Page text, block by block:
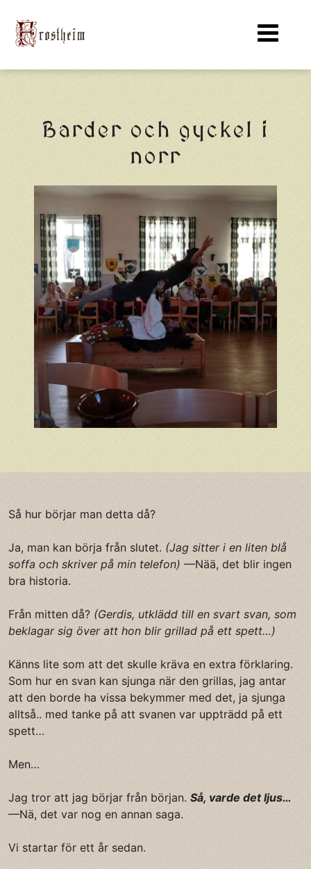
Barder och gyckel i
norr
Så hur börjar man detta då?
Ja, man kan börja från slutet. (Jag sitter i en liten blå
soffa och skriver på min telefon) —Nää, det blir ingen
bra historia.
Från mitten då? (Gerdis, utklädd till en svart svan, som
beklagar sig över att hon blir grillad på ett spett…)
Känns lite som att det skulle kräva en extra förklaring.
Som hur en svan kan sjunga när den grillas, jag antar
att den borde ha vissa bekymmer med det, ja sjunga
alltså.. med tanke på att svanen var uppträdd på ett
spett…
Men…
Jag tror att jag börjar från början. Så, varde det ljus…
—Nä, det var nog en annan saga.
Vi startar för ett år sedan.